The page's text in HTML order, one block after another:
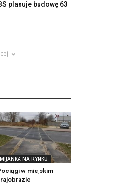
planuje budowę 63
MIJANKA NA RYNKU
w miejskim